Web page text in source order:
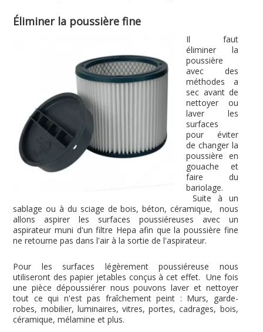
Éliminer la poussière fine
Il faut
éliminer la
poussière
avec des
méthodes a
sec avant de
nettoyer ou
laver les
surfaces
pour éviter
de changer la
poussière en
gouache et
faire du
bariolage.
Suite à un
sablage ou à du sciage de bois, béton, céramique, nous
allons aspirer les surfaces poussiéreuses avec un
aspirateur muni d'un filtre Hepa afin que la poussière fine
ne retourne pas dans l'air à la sortie de l'aspirateur.
Pour les surfaces légèrement poussiéreuse nous
utiliseront des papier jetables conçus à cet effet. Une fois
une pièce dépoussiérer nous pouvons laver et nettoyer
tout ce qui n'est pas fraîchement peint : Murs, garde-
robes, mobilier, luminaires, vitres, portes, cadrages, bois,
céramique, mélamine et plus.